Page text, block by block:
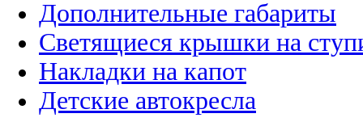
Дополнительные габариты
Светящиеся крышки на
Накладки на капот
Детские автокресла